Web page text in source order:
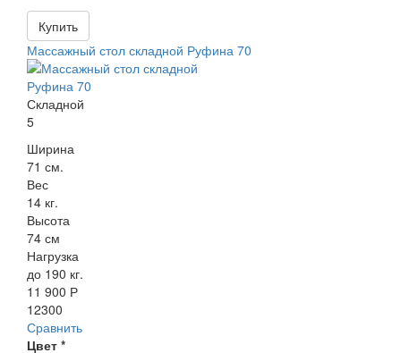
Купить
Массажный стол складной Руфина 70
Складной
5
Ширина
71 см.
Вес
14 кг.
Высота
74 см
Нагрузка
до 190 кг.
11 900 Р
12300
Сравнить
Цвет *